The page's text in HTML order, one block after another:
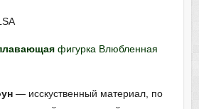
фигурка Влюбленная
— исскуственный материал, по